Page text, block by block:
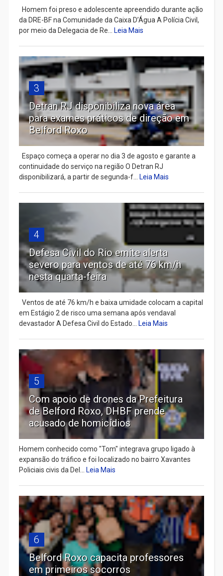
Homem foi preso e adolescente apreendido durante ação
da DRE-BF na Comunidade da Caixa D’Água A Polícia Civil,
por meio da Delegacia de Re...
Leia Mais
3
Detran RJ disponibiliza nova área
para exames práticos de direção em
Belford Roxo
Espaço começa a operar no dia 3 de agosto e garante a
continuidade do serviço na região O Detran RJ
disponibilizará, a partir de segunda-f...
Leia Mais
4
Defesa Civil do Rio emite alerta
severo para ventos de até 76 km/h
nesta quarta-feira
Ventos de até 76 km/h e baixa umidade colocam a capital
em Estágio 2 de risco uma semana após vendaval
devastador A Defesa Civil do Estado...
Leia Mais
5
Com apoio de drones da Prefeitura
de Belford Roxo, DHBF prende
acusado de homicídios
Homem conhecido como "Tom" integrava grupo ligado à
expansão do tráfico e foi localizado no bairro Xavantes
Policiais civis da Del...
Leia Mais
6
Belford Roxo capacita professores
em primeiros socorros